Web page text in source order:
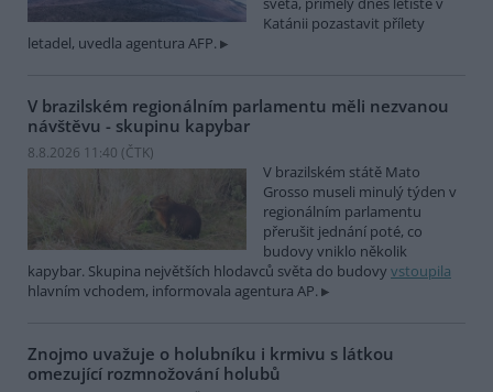
Katánii pozastavit přílety
letadel, uvedla agentura AFP.
V brazilském regionálním parlamentu měli nezvanou
návštěvu - skupinu kapybar
8.8.2026 11:40 (ČTK)
V brazilském státě Mato
Grosso museli minulý týden v
regionálním parlamentu
přerušit jednání poté, co
budovy vniklo několik
kapybar. Skupina největších hlodavců světa do budovy vstoupila
hlavním vchodem, informovala agentura AP.
Znojmo uvažuje o holubníku i krmivu s látkou
omezující rozmnožování holubů